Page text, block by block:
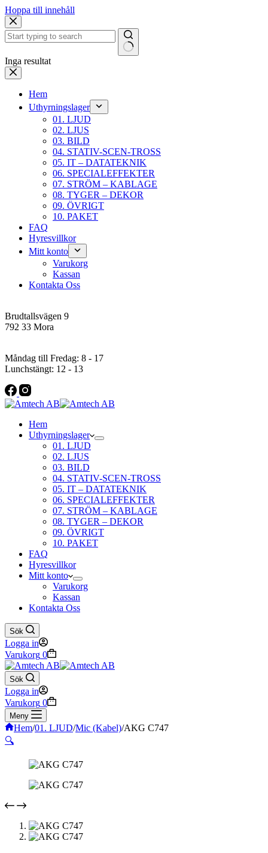
Hoppa till innehåll
Inga resultat
Hem
Uthyrningslager
01. LJUD
02. LJUS
03. BILD
04. STATIV-SCEN-TROSS
05. IT – DATATEKNIK
06. SPECIALEFFEKTER
07. STRÖM – KABLAGE
08. TYGER – DEKOR
09. ÖVRIGT
10. PAKET
FAQ
Hyresvillkor
Mitt konto
Varukorg
Kassan
Kontakta Oss
Brudtallsvägen 9
792 33 Mora
Måndag till Fredag: 8 - 17
Lunchstängt: 12 - 13
Hem
Uthyrningslager
01. LJUD
02. LJUS
03. BILD
04. STATIV-SCEN-TROSS
05. IT – DATATEKNIK
06. SPECIALEFFEKTER
07. STRÖM – KABLAGE
08. TYGER – DEKOR
09. ÖVRIGT
10. PAKET
FAQ
Hyresvillkor
Mitt konto
Varukorg
Kassan
Kontakta Oss
Sök
Logga in
Varukorg 0
Sök
Logga in
Varukorg 0
Meny
Hem/01. LJUD/Mic (Kabel)/AKG C747
🔍